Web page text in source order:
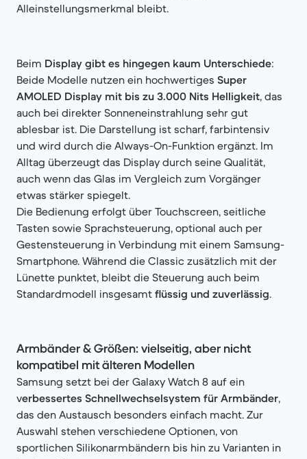
Alleinstellungsmerkmal bleibt.
Beim Display gibt es hingegen kaum Unterschiede:
Beide Modelle nutzen ein hochwertiges Super
AMOLED Display mit bis zu 3.000 Nits Helligkeit, das
auch bei direkter Sonneneinstrahlung sehr gut
ablesbar ist. Die Darstellung ist scharf, farbintensiv
und wird durch die Always-On-Funktion ergänzt. Im
Alltag überzeugt das Display durch seine Qualität,
auch wenn das Glas im Vergleich zum Vorgänger
etwas stärker spiegelt.
Die Bedienung erfolgt über Touchscreen, seitliche
Tasten sowie Sprachsteuerung, optional auch per
Gestensteuerung in Verbindung mit einem Samsung-
Smartphone. Während die Classic zusätzlich mit der
Lünette punktet, bleibt die Steuerung auch beim
Standardmodell insgesamt flüssig und zuverlässig.
Armbänder & Größen: vielseitig, aber nicht
kompatibel mit älteren Modellen
Samsung setzt bei der Galaxy Watch 8 auf ein
verbessertes Schnellwechselsystem für Armbänder,
das den Austausch besonders einfach macht. Zur
Auswahl stehen verschiedene Optionen, von
sportlichen Silikonarmbändern bis hin zu Varianten in